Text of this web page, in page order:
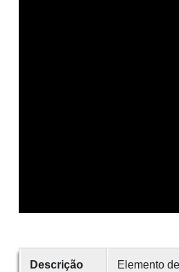
Descrição
Elemento